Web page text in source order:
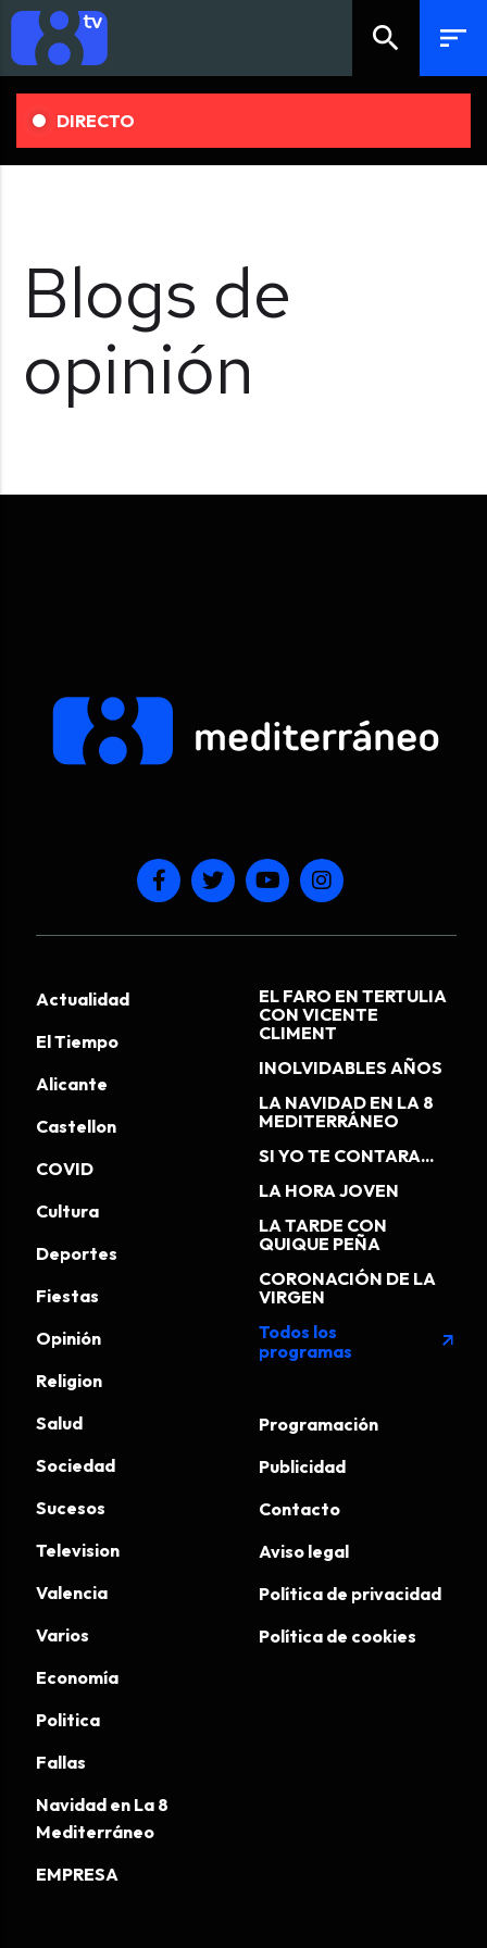
search sort
DIRECTO
Blogs de
opinión
Actualidad
El Tiempo
Alicante
Castellon
COVID
Cultura
Deportes
Fiestas
Opinión
Religion
Salud
Sociedad
Sucesos
Television
Valencia
Varios
Economía
Politica
Fallas
Navidad en La 8
Mediterráneo
EMPRESA
EL FARO EN TERTULIA
CON VICENTE
CLIMENT
INOLVIDABLES AÑOS
LA NAVIDAD EN LA 8
MEDITERRÁNEO
SI YO TE CONTARA...
LA HORA JOVEN
LA TARDE CON
QUIQUE PEÑA
CORONACIÓN DE LA
VIRGEN
Todos los
programas
arrow_outward
Programación
Publicidad
Contacto
Aviso legal
Política de privacidad
Política de cookies